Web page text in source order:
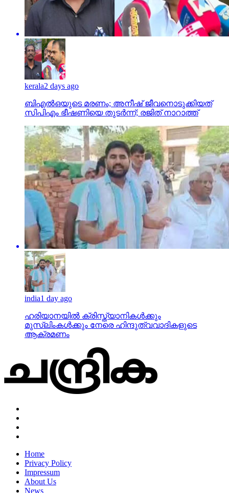
kerala2 days ago
ബിഎല്‍ഒയുടെ മരണം; അനീഷ് ജീവനൊടുക്കിയത്
സിപിഎം ഭീഷണിയെ തുടര്‍ന്ന്; രജിത് നാറാത്ത്
india1 day ago
ഹരിയാനയില്‍ ക്രിസ്ത്യാനികള്‍ക്കും
മുസ്‌ലിംകള്‍ക്കും നേരെ ഹിന്ദുത്വവാദികളുടെ
ആക്രമണം
Home
Privacy Policy
Impressum
About Us
News